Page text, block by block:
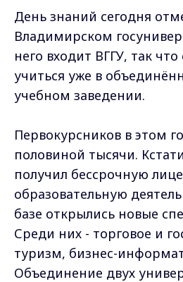
День знаний сегодня
Владимирском
него входит ВГГУ, так
учиться уже в
учебном заведении.
Первокурсников в этом
половиной тысячи.
получил бессрочную
образовательную
базе открылись новые
Среди них - торговое и
туризм, бизнес-
Объединение двух